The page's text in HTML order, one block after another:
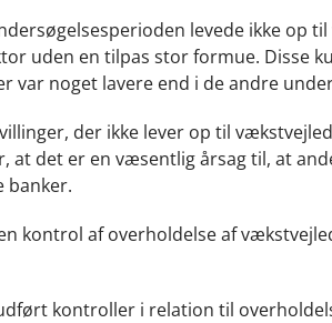
levede ikke op
uden en tilpas stor formue. Disse
var noget lavere end i de andre
der ikke lever op til
at det er en væsentlig årsag til, at
banker.
kontrol af overholdelse af
kontroller i relation til